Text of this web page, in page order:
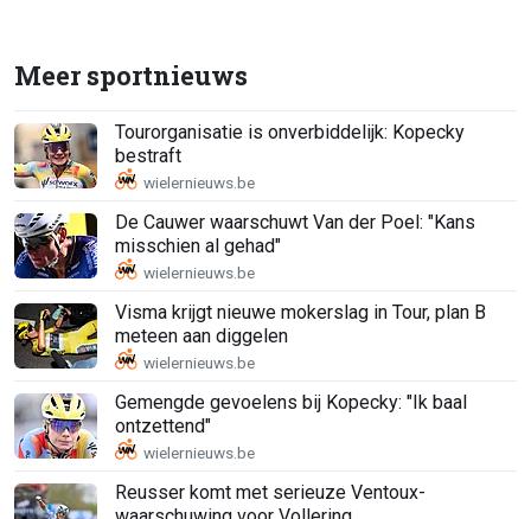
Meer sportnieuws
Tourorganisatie is onverbiddelijk: Kopecky
bestraft
De Cauwer waarschuwt Van der Poel: "Kans
misschien al gehad"
Visma krijgt nieuwe mokerslag in Tour, plan B
meteen aan diggelen
Gemengde gevoelens bij Kopecky: "Ik baal
ontzettend"
Reusser komt met serieuze Ventoux-